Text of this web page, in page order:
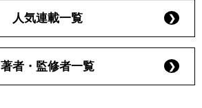
人気連載一覧
著者・監修者一覧